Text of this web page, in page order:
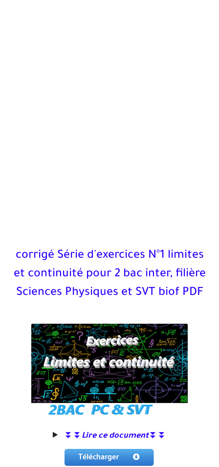
corrigé Série d'exercices N°1 limites
et continuité pour 2 bac inter, filière
Sciences Physiques et SVT biof PDF
⏬⏬ Lire ce document⏬⏬